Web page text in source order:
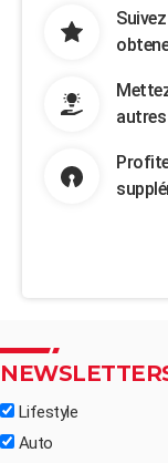
Lifestyle
Auto